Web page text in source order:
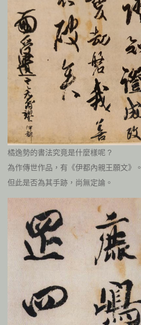
橘逸勢的書法究竟是什麼樣呢 ?
為作傳世作品，有《伊都內親王願文》。
但此是否為其手跡，尚無定論。